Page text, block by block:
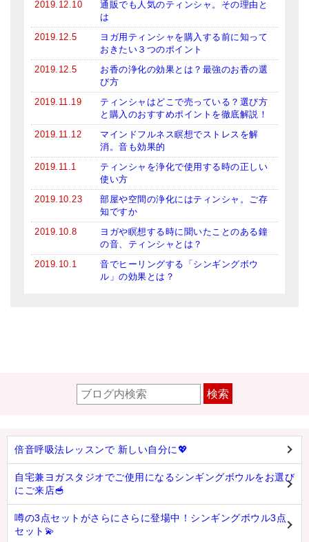
2019.12.10
通販でも人気のティンシャ。その理由と
は
2019.12.5
ヨガ用ティンシャを購入する前に知って
おきたい３つのポイント
2019.12.5
お香の浄化の効果とは？最強のお香の選
び方
2019.11.19
ティンシャはどこで売っている？選び方
と購入のおすすめポイントを徹底解説！
2019.11.12
マインドフルネス瞑想でストレスを解
消。音も効果的
2019.11.1
ティンシャを浄化で使用する時の正しい
使い方
2019.10.23
部屋や空間の浄化にはティンシャ。ご存
知ですか
2019.10.8
ヨガや瞑想する時に聞いたことのある鐘
の音、ティンシャとは？
2019.10.1
音でヒーリングする「シンギングボウ
ル」の効果とは？
検索
倍音呼吸法レッスンで 新しい自分に💖
自宅兼ヨガスタジオでご使用になるシンギングボウルをお選び
にご来店🥣
噂の3点セットがさらにさらに登場中！シンギングボウル3点
セット💫